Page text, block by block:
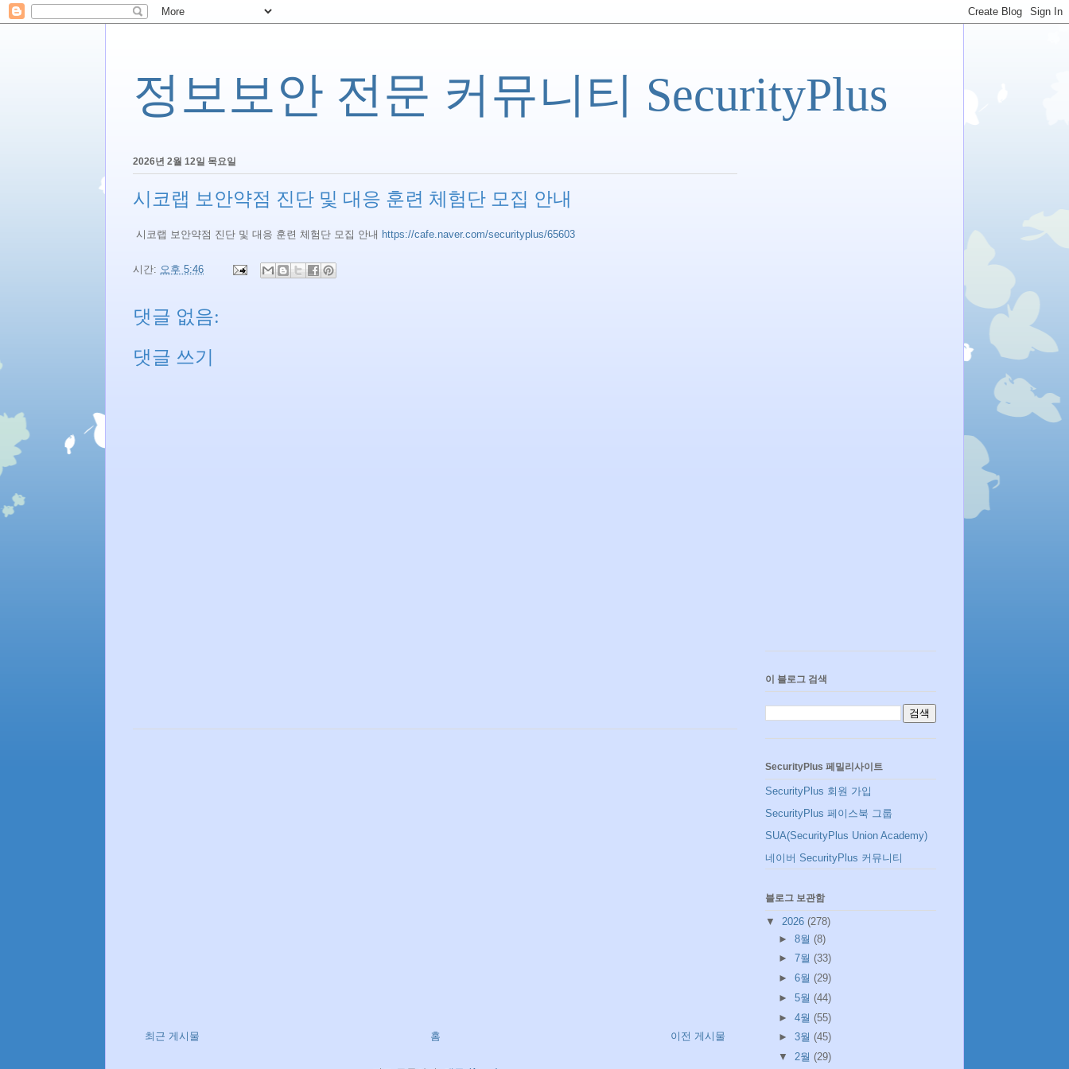
정보보안 전문 커뮤니티 SecurityPlus
2026년 2월 12일 목요일
시코랩 보안약점 진단 및 대응 훈련 체험단 모집 안내
시코랩 보안약점 진단 및 대응 훈련 체험단 모집 안내 https://cafe.naver.com/securityplus/65603
시간: 오후 5:46
댓글 없음:
댓글 쓰기
최근 게시물 이전 게시물
홈
이 블로그 검색
SecurityPlus 페밀리사이트
SecurityPlus 회원 가입
SecurityPlus 페이스북 그룹
SUA(SecurityPlus Union Academy)
네이버 SecurityPlus 커뮤니티
블로그 보관함
▼ 2026 (278)
► 8월 (8)
► 7월 (33)
► 6월 (29)
► 5월 (44)
► 4월 (55)
► 3월 (45)
▼ 2월 (29)